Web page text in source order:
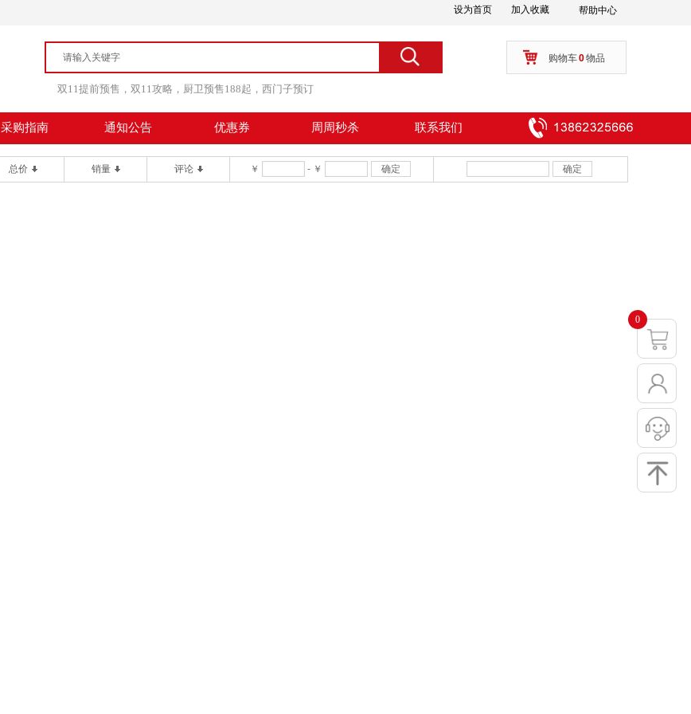
设为首页 加入收藏 帮助中心
购物车0物品
搜索
双11提前预售，双11攻略，厨卫预售188起，西门子预订
按钮文本
采购指南 通知公告 优惠券 周周秒杀 联系我们
总价 销量 评论 ￥ - ￥ 确定 确定
0